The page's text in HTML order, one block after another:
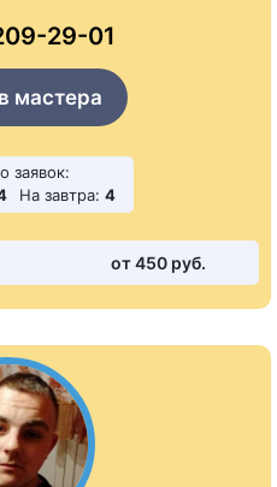
29-01
мастера
заявок:
На завтра: 4
от 450 pуб.